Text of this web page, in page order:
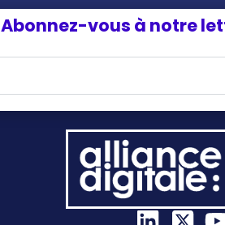
Abonnez-vous à notre